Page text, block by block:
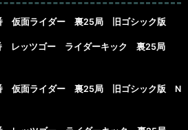
仮面ライダー 裏25局 旧ゴシック版
レッツゴー ライダーキック 裏25局
仮面ライダー 裏25局 旧ゴシック版 N